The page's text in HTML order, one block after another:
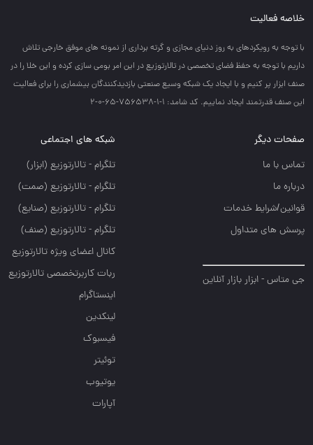
خلاصه فعالیت
با توجه به رويكردهاي به روز دنياي مجازي و گرته برداري از نمونه هاي موفق خارجي تلاش
داريم با توجه به حفظ فضاي تخصصي در تالارتوزيع در اين امر بومي سازي كرده و اين خلا را در
صنف ابزار پر كنيم و با ايجاد يك شبكه وسيع صنعتي بازديدكنندگان بيشماري را براي فعاليت
اين صنف قدرتمند ايجاد نماييم. کد شامد: 1-1-756538-65-0-2
صفحات دیگر
تماس با ما
درباره ما
قوانین/شرایط خدمات
پرسش های متداول
جی متاس - ابزار بازار آنلاین
شبکه های اجتماعی
تلگرام - تالارتوزيع (ابزار)
تلگرام - تالارتوزيع (صمت)
تلگرام - تالارتوزيع (صنايع)
تلگرام - تالارتوزیع (صنف)
کانال اعضای ویژه تالارتوزیع
ربات کاربرتخصصی تالارتوزیع
اینستاگرام
لینکدین
فیسبوک
توئیتر
یوتیوب
آپارات